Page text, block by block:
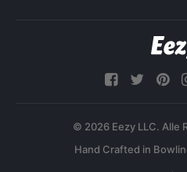
© 2026 Eezy LLC. Alle